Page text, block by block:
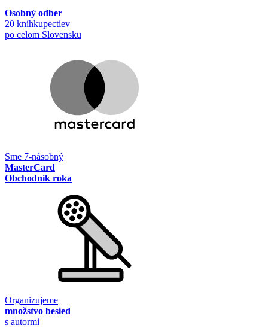
Osobný odber
20 kníhkupectiev
po celom Slovensku
Sme 7-násobný
MasterCard
Obchodník roka
Organizujeme
množstvo besied
s autormi